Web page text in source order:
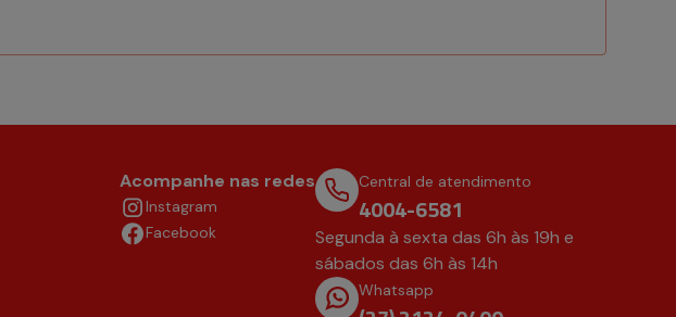
Acompanhe nas redes
Instagram
Facebook
Central de atendimento
4004-6581
Segunda à sexta das 6h às 19h e
sábados das 6h às 14h
Whatsapp